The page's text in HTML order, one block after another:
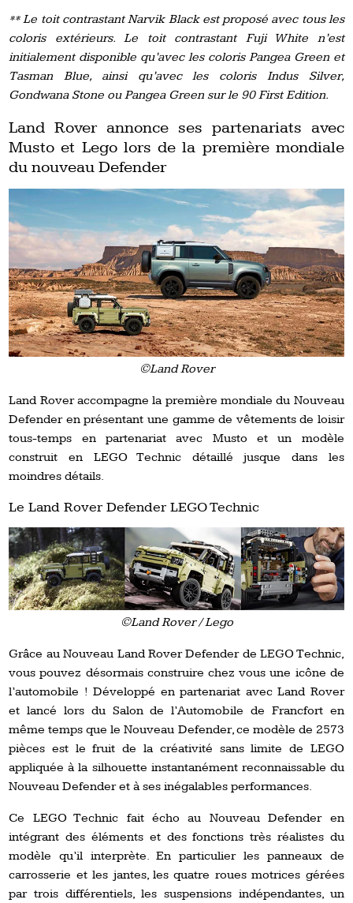
** Le toit contrastant Narvik Black est proposé avec tous les
coloris extérieurs. Le toit contrastant Fuji White n’est
initialement disponible qu’avec les coloris Pangea Green et
Tasman Blue, ainsi qu’avec les coloris Indus Silver,
Gondwana Stone ou Pangea Green sur le 90 First Edition.
Land Rover annonce ses partenariats avec
Musto et Lego lors de la première mondiale
du nouveau Defender
©Land Rover
Land Rover accompagne la première mondiale du Nouveau
Defender en présentant une gamme de vêtements de loisir
tous-temps en partenariat avec Musto et un modèle
construit en LEGO Technic détaillé jusque dans les
moindres détails.
Le Land Rover Defender LEGO Technic
©Land Rover / Lego
Grâce au Nouveau Land Rover Defender de LEGO Technic,
vous pouvez désormais construire chez vous une icône de
l’automobile ! Développé en partenariat avec Land Rover
et lancé lors du Salon de l’Automobile de Francfort en
même temps que le Nouveau Defender, ce modèle de 2573
pièces est le fruit de la créativité sans limite de LEGO
appliquée à la silhouette instantanément reconnaissable du
Nouveau Defender et à ses inégalables performances.
Ce LEGO Technic fait écho au Nouveau Defender en
intégrant des éléments et des fonctions très réalistes du
modèle qu’il interprète. En particulier les panneaux de
carrosserie et les jantes, les quatre roues motrices gérées
par trois différentiels, les suspensions indépendantes, un